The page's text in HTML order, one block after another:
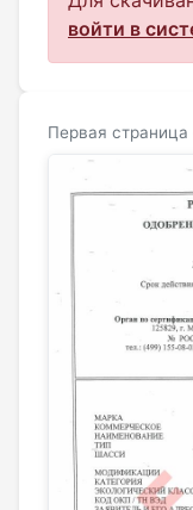
войти в
Первая страница